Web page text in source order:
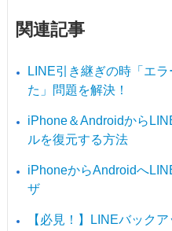
関連記事
LINE引き継ぎの時「エ
た」問題を解決！
iPhone＆Androidから
ルを復元する方法
iPhoneからAndroidへ
ザ
【必見！】LINEバック